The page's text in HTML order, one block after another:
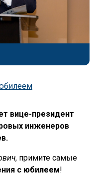
вице-президент
инженеров
, примите самые
с юбилеем!